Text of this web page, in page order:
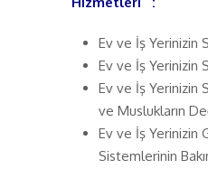
Ev ve İş Yerinizin
Ev ve İş Yerinizin
Ev ve İş Yerinizin
ve Muslukların
Ev ve İş Yerinizin
Sistemlerinin